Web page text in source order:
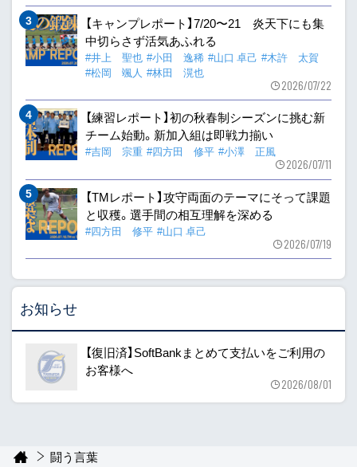
【キャンプレポート】7/20〜21 炎天下にも集
中切らさず活気あふれる
#井上 聖也 #小田 逸稀 #山口 卓己 #木許 太賀
#松岡 颯人 #林田 滉也
2026/07/22
【練習レポート】初の秋春制シーズンに挑む新
チーム始動。新加入組は即戦力揃い
#吉岡 宗重 #四方田 修平 #小澤 正風
2026/07/11
【TMレポート】攻守両面のテーマにそって課題
と収穫。選手間の相互理解を深める
#四方田 修平 #山口 卓己
2026/07/19
お知らせ
【復旧済】SoftBankまとめて支払いをご利用の
お客様へ
2026/08/01
闘う言葉